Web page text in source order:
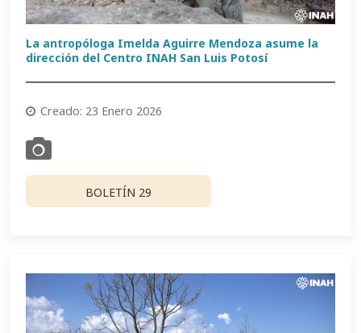
La antropóloga Imelda Aguirre Mendoza asume la
dirección del Centro INAH San Luis Potosí
Creado: 23 Enero 2026
BOLETÍN 29